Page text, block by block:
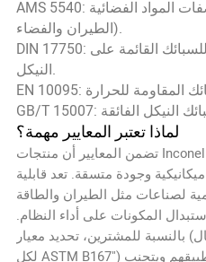
AMS 5540: مواصفات المواد الفضائية (Inconel 600 من فئة
الطيران والفضاء).
DIN 17750: المعيار الصناعي الألماني للسبائك القائمة على
النيكل.
لماذا تعتبر المعايير مهمة؟
تضمن المعايير أن منتجات Inconel 600 من موردين مختلفين تتمتع
وجودة متسقة. تعد قابلية
لصناعات مثل الطيران والطاقة
المكونات على أداء النظام.
بالنسبة للمشترين، تحديد معيار (على سبيل المثال، "Inconel 600
لكل ASTM B167") يضمن أن المنتج يلبي متطلبات تطبيقهم ويتجنب